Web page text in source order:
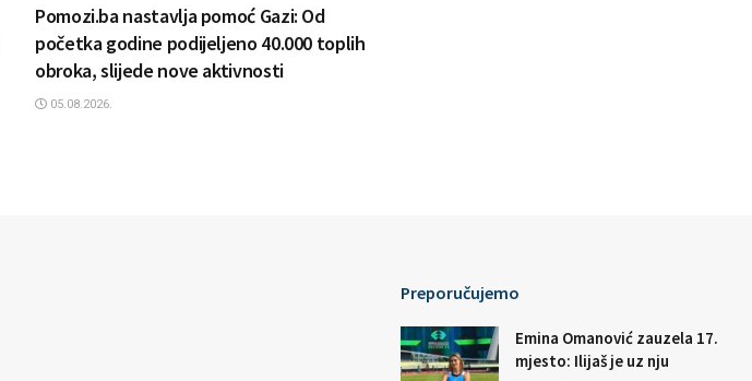
Pomozi.ba nastavlja pomoć Gazi: Od
početka godine podijeljeno 40.000 toplih
obroka, slijede nove aktivnosti
05.08.2026.
Preporučujemo
Emina Omanović zauzela 17.
mjesto: Ilijaš je uz nju